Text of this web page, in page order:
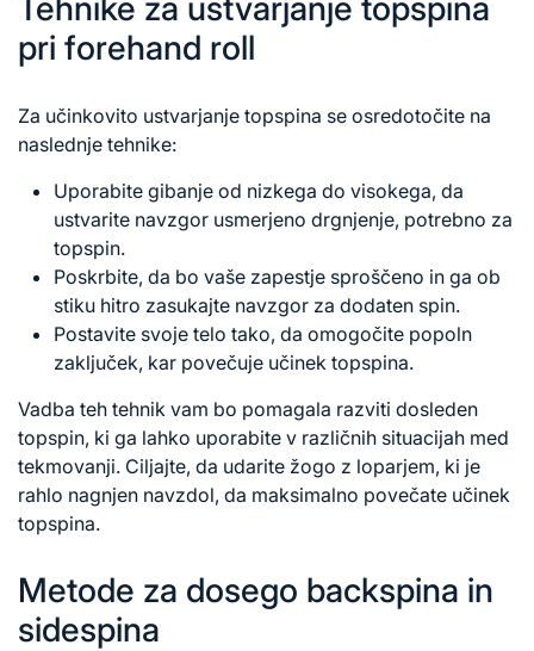
Tehnike za ustvarjanje topspina
pri forehand roll
Za učinkovito ustvarjanje topspina se osredotočite na
naslednje tehnike:
Uporabite gibanje od nizkega do visokega, da
ustvarite navzgor usmerjeno drgnjenje, potrebno za
topspin.
Poskrbite, da bo vaše zapestje sproščeno in ga ob
stiku hitro zasukajte navzgor za dodaten spin.
Postavite svoje telo tako, da omogočite popoln
zaključek, kar povečuje učinek topspina.
Vadba teh tehnik vam bo pomagala razviti dosleden
topspin, ki ga lahko uporabite v različnih situacijah med
tekmovanji. Ciljajte, da udarite žogo z loparjem, ki je
rahlo nagnjen navzdol, da maksimalno povečate učinek
topspina.
Metode za dosego backspina in
sidespina